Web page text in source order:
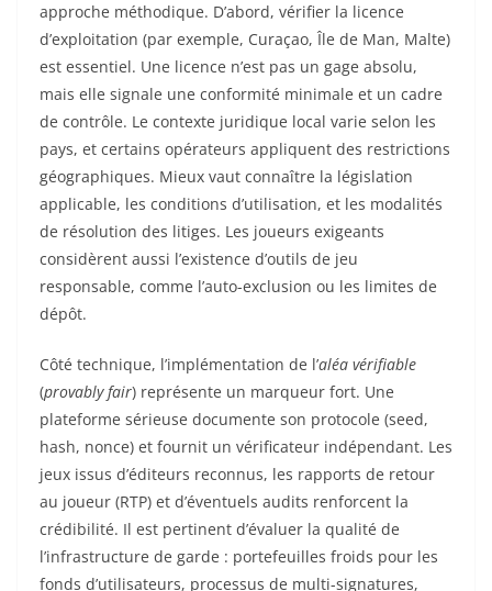
approche méthodique. D’abord, vérifier la licence
d’exploitation (par exemple, Curaçao, Île de Man, Malte)
est essentiel. Une licence n’est pas un gage absolu,
mais elle signale une conformité minimale et un cadre
de contrôle. Le contexte juridique local varie selon les
pays, et certains opérateurs appliquent des restrictions
géographiques. Mieux vaut connaître la législation
applicable, les conditions d’utilisation, et les modalités
de résolution des litiges. Les joueurs exigeants
considèrent aussi l’existence d’outils de jeu
responsable, comme l’auto-exclusion ou les limites de
dépôt.
Côté technique, l’implémentation de l’aléa vérifiable
(provably fair) représente un marqueur fort. Une
plateforme sérieuse documente son protocole (seed,
hash, nonce) et fournit un vérificateur indépendant. Les
jeux issus d’éditeurs reconnus, les rapports de retour
au joueur (RTP) et d’éventuels audits renforcent la
crédibilité. Il est pertinent d’évaluer la qualité de
l’infrastructure de garde : portefeuilles froids pour les
fonds d’utilisateurs, processus de multi-signatures,